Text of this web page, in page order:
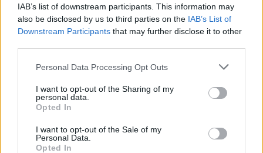
IAB’s list of downstream participants. This information may
also be disclosed by us to third parties on the IAB’s List of
Downstream Participants that may further disclose it to other
Please note that this website/app uses one or more Google
not limited to your visit or usage behaviour. You may click to
grant or deny consent to Google and its third-party tags to
use your data for below specified purposes in below Google
consent section.
Personal Data Processing Opt Outs
I want to opt-out of the Sharing of my
personal data.
Opted In
I want to opt-out of the Sale of my
Personal Data.
Opted In
Roberta Tagliabue
seguire una vicenda sanitaria emergente;
in redazione come referente per Genova.
Nata a Sampierdarena, mantiene contatti
civiche.